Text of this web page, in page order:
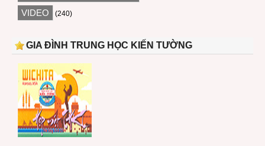
VIDEO (240)
GIA ĐÌNH TRUNG HỌC KIẾN TƯỜNG